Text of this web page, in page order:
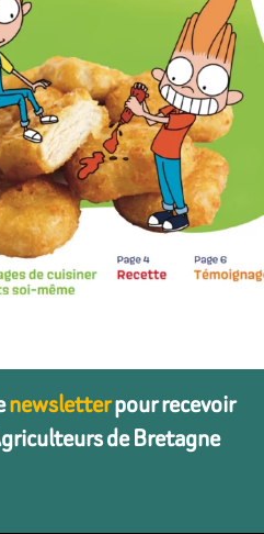
newsletterpour recevoir
de Bretagne